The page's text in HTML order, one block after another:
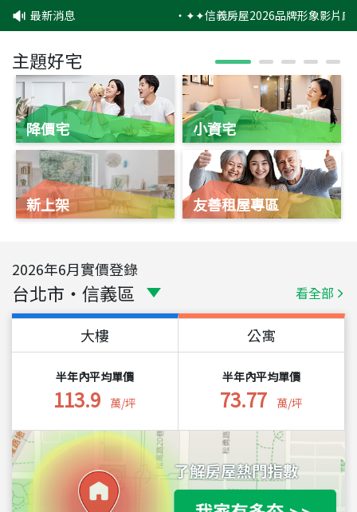
最新消息 ‧✦✦信義房屋2026品牌形象影片感
主題好宅
降價宅
新上架
小資宅
友善租屋專區
2026年6月實價登錄
台北市 ・ 信義區 看全部
大樓
半年內平均單價
113.9 萬/坪
公寓
半年內平均單價
73.77 萬/坪